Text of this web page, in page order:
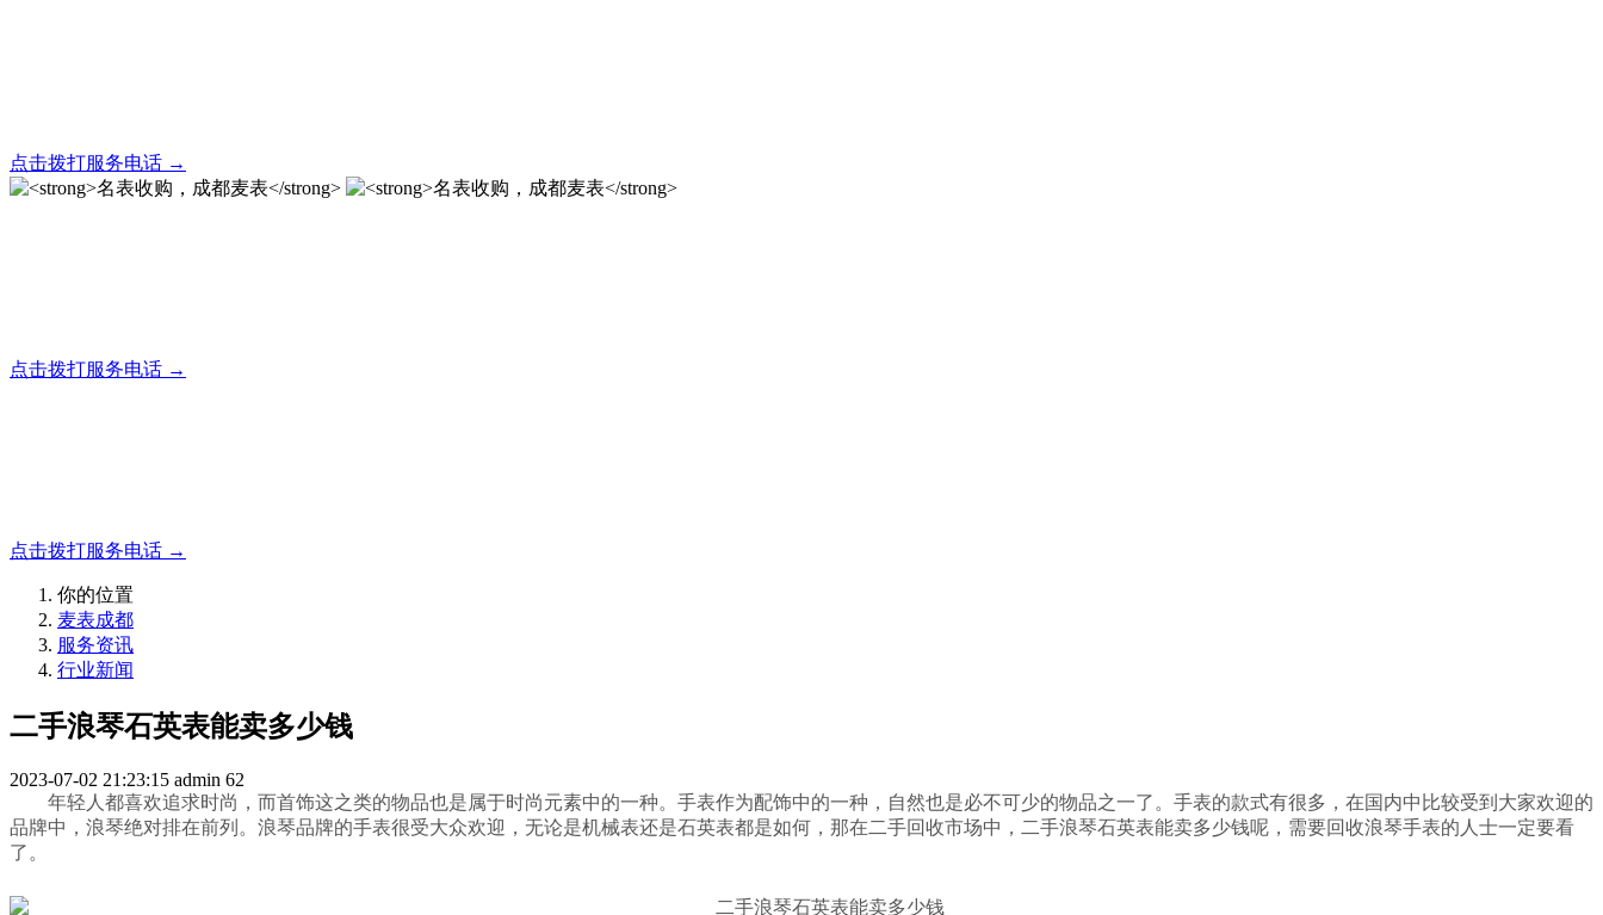
点击拨打服务电话 →
点击拨打服务电话 →
点击拨打服务电话 →
你的位置
麦表成都
服务资讯
行业新闻
二手浪琴石英表能卖多少钱
2023-07-02 21:23:15 admin 62
年轻人都喜欢追求时尚，而首饰这之类的物品也是属于时尚元素中的一种。手表作为配饰中的一种，自然也是必不可少的物品之一了。手表的款式有很多，在国内中比较受到大家欢迎的
品牌中，浪琴绝对排在前列。浪琴品牌的手表很受大众欢迎，无论是机械表还是石英表都是如何，那在二手回收市场中，二手浪琴石英表能卖多少钱呢，需要回收浪琴手表的人士一定要看
了。